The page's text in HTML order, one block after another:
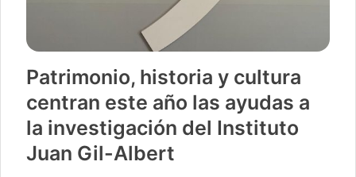
Patrimonio, historia y cultura
centran este año las ayudas a
la investigación del Instituto
Juan Gil-Albert